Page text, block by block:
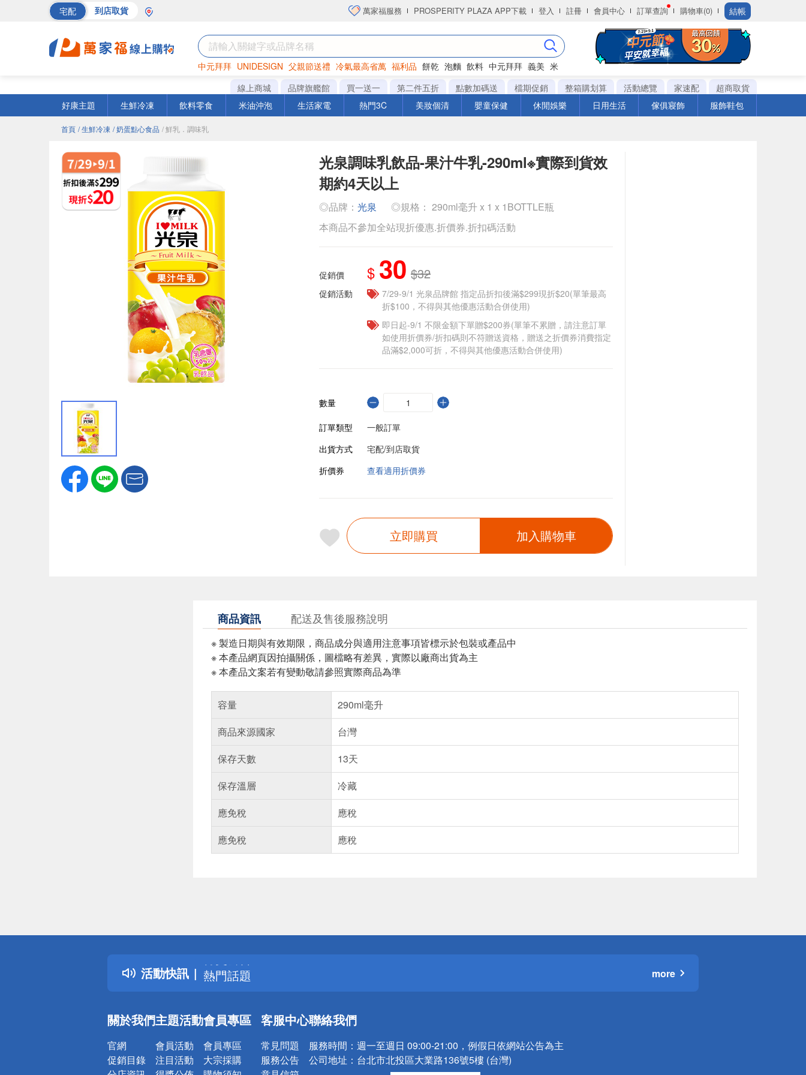
宅配 到店取貨 萬家福服務 PROSPERITY PLAZA APP下載 登入 註冊 會員中心 訂單查詢 購物車(0) 結帳
中元拜拜 UNIDESIGN 父親節送禮 冷氣最高省萬 福利品 餅乾 泡麵 飲料 中元拜拜 義美 米
罐頭 海苔 洋芋片
線上商城 品牌旗艦館 買一送一 第二件五折 點數加碼送 檔期促銷 整箱購划算 活動總覽 家速配
超商取貨
好康主題
生鮮冷凍 飲料零食 米油沖泡 生活家電 熱門3C 美妝個清 嬰童保健 休閒娛樂 日用生活 傢俱寢飾 服飾鞋包
首頁 / 生鮮冷凍 / 奶蛋點心食品 / 鮮乳．調味乳
光泉調味乳飲品-果汁牛乳-290ml※實際到貨效
期約4天以上
◎品牌： 光泉
◎規格： 290ml毫升 x 1 x 1BOTTLE瓶
本商品不參加全站現折優惠.折價券.折扣碼活動
促銷價 $ 30 $32
促銷活動
7/29-9/1 光泉品牌館 指定品折扣後滿$299現折$20(單筆最高
折$100，不得與其他優惠活動合併使用)
即日起-9/1 不限金額下單贈$200券(單筆不累贈，請注意訂單
如使用折價券/折扣碼則不符贈送資格，贈送之折價券消費指定
品滿$2,000可折，不得與其他優惠活動合併使用)
數量
訂單類型
一般訂單
出貨方式
宅配/到店取貨
折價券
查看適用折價券
立即購買 加入購物車
商品資訊 配送及售後服務說明
※ 製造日期與有效期限，商品成分與適用注意事項皆標示於包裝或產品中
※ 本產品網頁因拍攝關係，圖檔略有差異，實際以廠商出貨為主
※ 本產品文案若有變動敬請參照實際商品為準
容量
290ml毫升
商品來源國家
台灣
保存天數
13天
保存溫層
冷藏
應免稅
應稅
應免稅
應稅
活動快訊
詐騙網頁！請小心！
得獎公告
熱門話題
銀行優惠
詐騙網頁！請小心！
more
關於我們
官網
促銷目錄
主題活動
會員活動
注目活動
會員專區
會員專區
大宗採購
客服中心
常見問題
服務公告
聯絡我們
服務時間： 週一至週日 09:00-21:00，例假日依網站公告為主
公司地址： 台北市北投區大業路136號5樓 (台灣)